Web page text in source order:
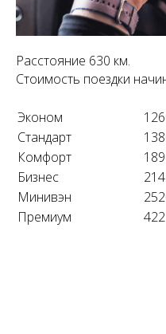
Расстояние 630 км.
Стоимость поездки
Эконом
Стандарт
Комфорт
Бизнес
Минивэн
Премиум